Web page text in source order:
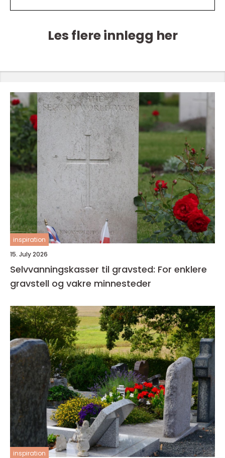
Les flere innlegg her
inspiration
15. July 2026
Selvvanningskasser til gravsted: For enklere
gravstell og vakre minnesteder
inspiration